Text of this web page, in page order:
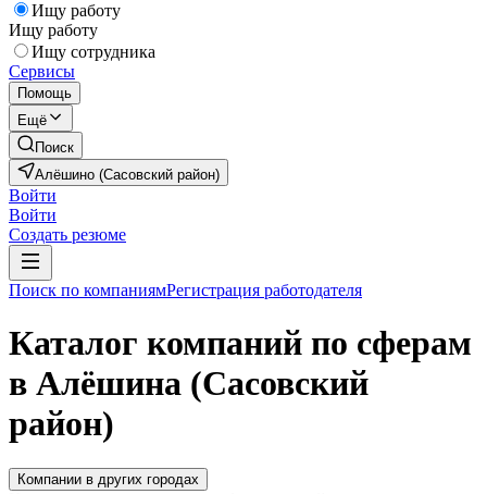
Ищу работу
Ищу работу
Ищу сотрудника
Сервисы
Помощь
Ещё
Поиск
Алёшино (Сасовский район)
Войти
Войти
Создать резюме
Поиск по компаниямРегистрация работодателя
Каталог компаний по сферам
в Алёшина (Сасовский
район)
Компании в других городах